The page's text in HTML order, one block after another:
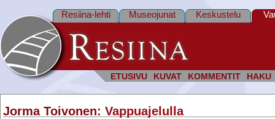
ETUSIVU KUVAT KOMMENTIT HAKU
Resiina-lehti Museojunat Keskustelu
Jorma Toivonen: Vappuajelulla